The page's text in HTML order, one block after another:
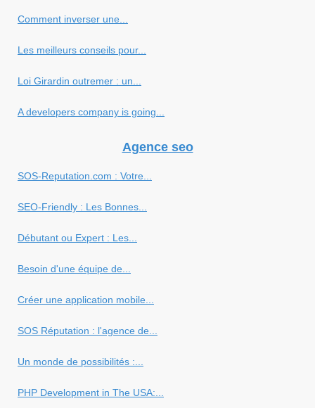
Comment inverser une...
Les meilleurs conseils pour...
Loi Girardin outremer : un...
A developers company is going...
Agence seo
SOS-Reputation.com : Votre...
SEO-Friendly : Les Bonnes...
Débutant ou Expert : Les...
Besoin d'une équipe de...
Créer une application mobile...
SOS Réputation : l'agence de...
Un monde de possibilités :...
PHP Development in The USA:...